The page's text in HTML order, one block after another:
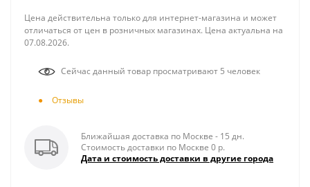
Цена действительна только для интернет-магазина и может
отличаться от цен в розничных магазинах. Цена актуальна на
07.08.2026.
Сейчас данный товар просматривают 5 человек
Отзывы
Ближайшая доставка по Москве - 15 дн.
Стоимость доставки по Москве 0 р.
Дата и стоимость доставки в другие города